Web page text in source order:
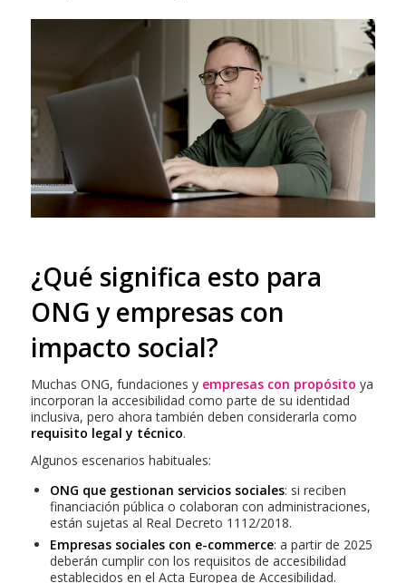
¿Qué significa esto para
ONG y empresas con
impacto social?
Muchas ONG, fundaciones y empresas con propósito ya
incorporan la accesibilidad como parte de su identidad
inclusiva, pero ahora también deben considerarla como
requisito legal y técnico.
Algunos escenarios habituales:
ONG que gestionan servicios sociales: si reciben
financiación pública o colaboran con administraciones,
están sujetas al Real Decreto 1112/2018.
Empresas sociales con e-commerce: a partir de 2025
deberán cumplir con los requisitos de accesibilidad
establecidos en el Acta Europea de Accesibilidad.